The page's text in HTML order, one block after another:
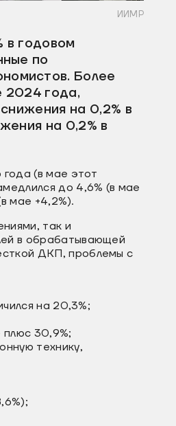
ИИМР
в годовом
по
Более
2024 года,
на 0,2% в
на 0,2% в
(в мае этот
до 4,6% (в мае
мае +4,2%).
так и
в обрабатывающей
ДКП, проблемы с
на 20,3%;
плюс 30,9%;
технику,